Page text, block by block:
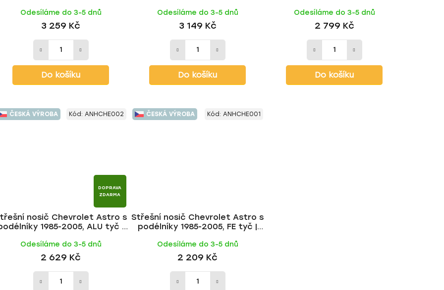
Odesíláme do 3-5 dnů
3 259 Kč
Do košíku
Odesíláme do 3-5 dnů
3 149 Kč
Do košíku
Odesíláme do 3-5 dnů
2 799 Kč
Do košíku
ČESKÁ VÝROBA
DOPRAVA
ZDARMA
nosič Chevrolet Astro s
1985-2005, ALU tyč |
Odesíláme do 3-5 dnů
2 629 Kč
Kód: ANHCHE002 ČESKÁ VÝROBA
Střešní nosič Chevrolet Astro s
podélníky 1985-2005, FE tyč |
Odesíláme do 3-5 dnů
2 209 Kč
Kód: ANHCHE001